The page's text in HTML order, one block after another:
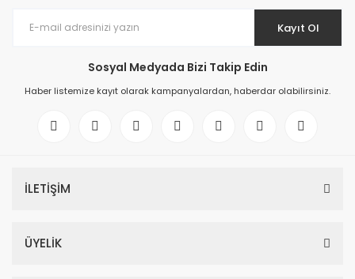
Kayıt Ol
Sosyal Medyada Bizi Takip Edin
Haber listemize kayıt olarak kampanyalardan, haberdar olabilirsiniz.
İLETİŞİM
ÜYELİK